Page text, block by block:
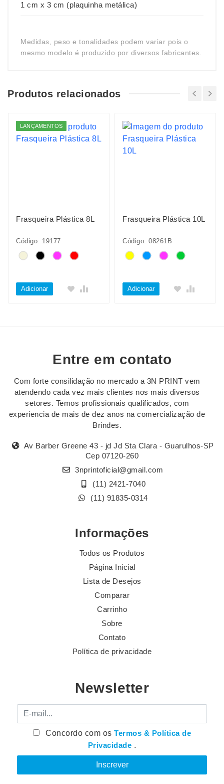
1 cm x 3 cm (plaquinha metálica)
Medidas, peso e tonalidades podem variar pois o
mesmo modelo é produzido por diversos fabricantes.
Produtos relacionados
LANÇAMENTOS
Frasqueira Plástica 8L
Código: 19177
Adicionar
Frasqueira Plástica 10L
Código: 08261B
Adicionar
Entre em contato
Com forte consilidação no mercado a 3N PRINT vem
atendendo cada vez mais clientes nos mais diversos
setores. Temos profissionais qualificados, com
experiencia de mais de dez anos na comercialização de
Brindes.
Av Barber Greene 43 - jd Jd Sta Clara - Guarulhos-SP
Cep 07120-260
3nprintoficial@gmail.com
(11) 2421-7040
(11) 91835-0314
Informações
Todos os Produtos
Página Inicial
Lista de Desejos
Comparar
Carrinho
Sobre
Contato
Política de privacidade
Newsletter
E-mail
Concordo com osTermos & Política de
Privacidade .